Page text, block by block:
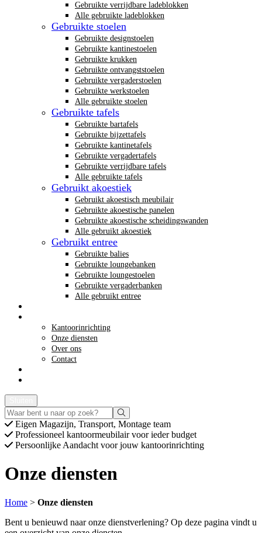
Gebruikte verrijdbare ladeblokken
Alle gebruikte ladeblokken
Gebruikte stoelen
Gebruikte designstoelen
Gebruikte kantinestoelen
Gebruikte krukken
Gebruikte ontvangststoelen
Gebruikte vergaderstoelen
Gebruikte werkstoelen
Alle gebruikte stoelen
Gebruikte tafels
Gebruikte bartafels
Gebruikte bijzettafels
Gebruikte kantinetafels
Gebruikte vergadertafels
Gebruikte verrijdbare tafels
Alle gebruikte tafels
Gebruikt akoestiek
Gebruikt akoestisch meubilair
Gebruikte akoestische panelen
Gebruikte akoestische scheidingswanden
Alle gebruikt akoestiek
Gebruikt entree
Gebruikte balies
Gebruikte loungebanken
Gebruikte loungestoelen
Gebruikte vergaderbanken
Alle gebruikt entree
Kantoorinrichting
Onze diensten
Over ons
Contact
Eigen Magazijn, Transport, Montage team
Professioneel kantoormeubilair voor ieder budget
Persoonlijke Aandacht voor jouw kantoorinrichting
Onze diensten
Home > Onze diensten
Bent u benieuwd naar onze dienstverlening? Op deze pagina vindt u